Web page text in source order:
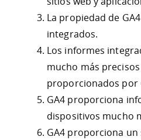
La propiedad de
integrados.
Los informes
mucho más
proporcionados por
GA4 proporciona
dispositivos mucho
GA4 proporciona